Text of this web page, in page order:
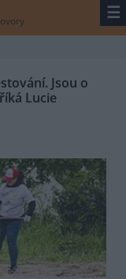
☰
Jsou o
Lucie